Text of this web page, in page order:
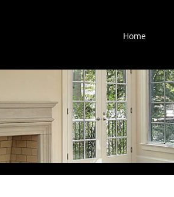
Home